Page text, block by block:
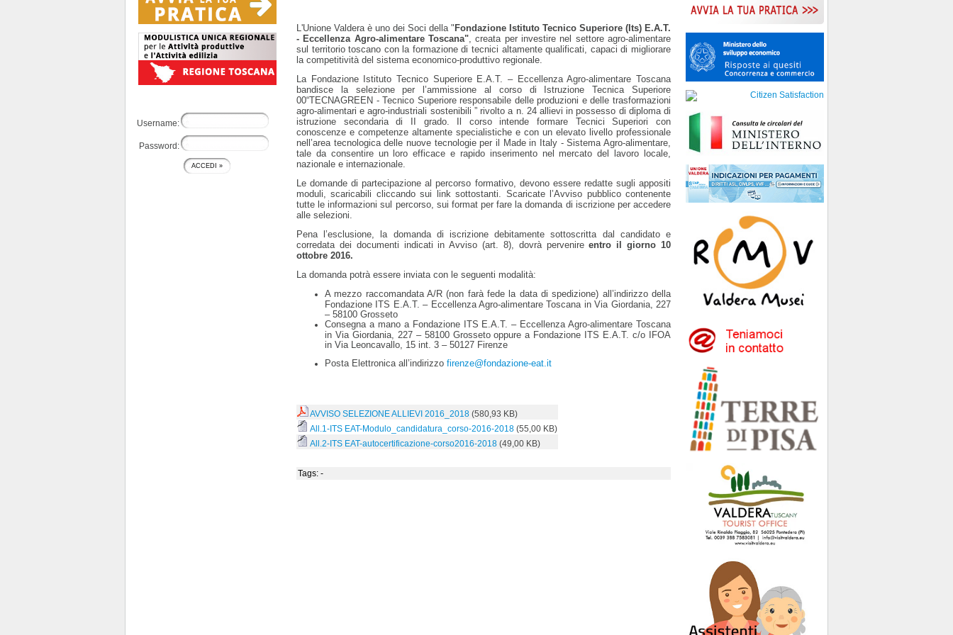
Username:
Password:
L'Unione Valdera è uno dei Soci della " Fondazione Istituto Tecnico Superiore (Its) E.A.T.
- Eccellenza Agro-alimentare Toscana", creata per investire nel settore agro-alimentare
sul territorio toscano con la formazione di tecnici altamente qualificati, capaci di migliorare
la competitività del sistema economico-produttivo regionale.
La Fondazione Istituto Tecnico Superiore E.A.T. – Eccellenza Agro-alimentare Toscana
bandisce la selezione per l’ammissione al corso di Istruzione Tecnica Superiore
00“TECNAGREEN - Tecnico Superiore responsabile delle produzioni e delle trasformazioni
agro-alimentari e agro-industriali sostenibili ” rivolto a n. 24 allievi in possesso di diploma di
istruzione secondaria di II grado. Il corso intende formare Tecnici Superiori con
conoscenze e competenze altamente specialistiche e con un elevato livello professionale
nell’area tecnologica delle nuove tecnologie per il Made in Italy - Sistema Agro-alimentare,
tale da consentire un loro efficace e rapido inserimento nel mercato del lavoro locale,
nazionale e internazionale.
Le domande di partecipazione al percorso formativo, devono essere redatte sugli appositi
moduli, scaricabili cliccando sui link sottostanti. Scaricate l’Avviso pubblico contenente
tutte le informazioni sul percorso, sui format per fare la domanda di iscrizione per accedere
alle selezioni.
Pena l’esclusione, la domanda di iscrizione debitamente sottoscritta dal candidato e
corredata dei documenti indicati in Avviso (art. 8), dovrà pervenireentro il giorno 10
ottobre 2016.
La domanda potrà essere inviata con le seguenti modalità:
A mezzo raccomandata A/R (non farà fede la data di spedizione) all’indirizzo della
Fondazione ITS E.A.T. – Eccellenza Agro-alimentare Toscana in Via Giordania, 227
– 58100 Grosseto
Consegna a mano a Fondazione ITS E.A.T. – Eccellenza Agro-alimentare Toscana
in Via Giordania, 227 – 58100 Grosseto oppure a Fondazione ITS E.A.T. c/o IFOA
in Via Leoncavallo, 15 int. 3 – 50127 Firenze
Posta Elettronica all’indirizzo firenze@fondazione-eat.it
AVVISO SELEZIONE ALLIEVI 2016_2018 (580,93 KB)
All.1-ITS EAT-Modulo_candidatura_corso-2016-2018 (55,00 KB)
All.2-ITS EAT-autocertificazione-corso2016-2018 (49,00 KB)
Tags: -